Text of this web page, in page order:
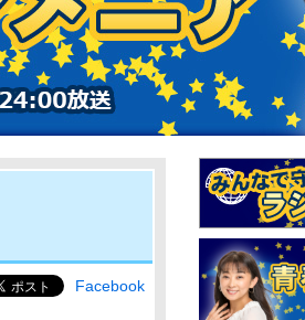
Facebook